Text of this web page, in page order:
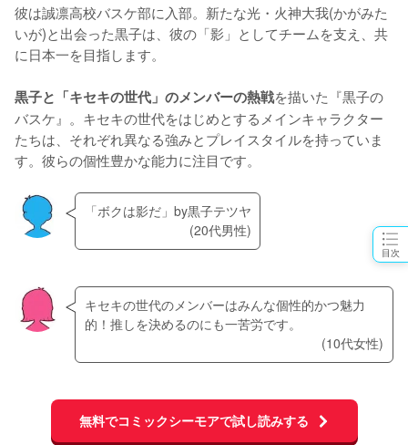
目次
彼は誠凛高校バスケ部に入部。新たな光・火神大我(かがみた
いが)と出会った黒子は、彼の「影」としてチームを支え、共
に日本一を目指します。
黒子と「キセキの世代」のメンバーの熱戦を描いた『黒子の
バスケ』。キセキの世代をはじめとするメインキャラクター
たちは、それぞれ異なる強みとプレイスタイルを持っていま
す。彼らの個性豊かな能力に注目です。
「ボクは影だ」by黒子テツヤ
(20代男性)
キセキの世代のメンバーはみんな個性的かつ魅力
的！推しを決めるのにも一苦労です。
(10代女性)
無料でコミックシーモアで試し読みする